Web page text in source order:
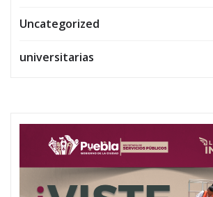
Uncategorized
universitarias